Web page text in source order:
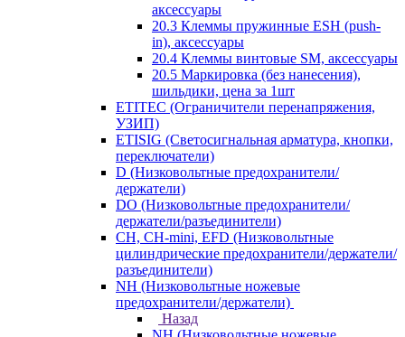
аксессуары
20.3 Клеммы пружинные ESH (push-
in), аксессуары
20.4 Клеммы винтовые SM, аксессуары
20.5 Маркировка (без нанесения),
шильдики, цена за 1шт
ETITEC (Ограничители перенапряжения,
УЗИП)
ETISIG (Светосигнальная арматура, кнопки,
переключатели)
D (Низковольтные предохранители/
держатели)
DO (Низковольтные предохранители/
держатели/разъединители)
CH, CH-mini, EFD (Низковольтные
цилиндрические предохранители/держатели/
разъединители)
NH (Низковольтные ножевые
предохранители/держатели)
Назад